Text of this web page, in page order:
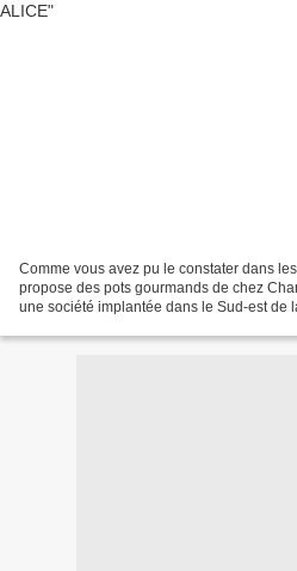
Comme vous avez pu le constater dans
propose des pots gourmands de chez
une société implantée dans le Sud-est de